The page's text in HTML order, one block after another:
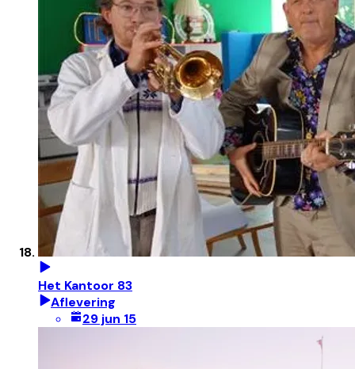
Het Kantoor 83
Aflevering
29 jun 15